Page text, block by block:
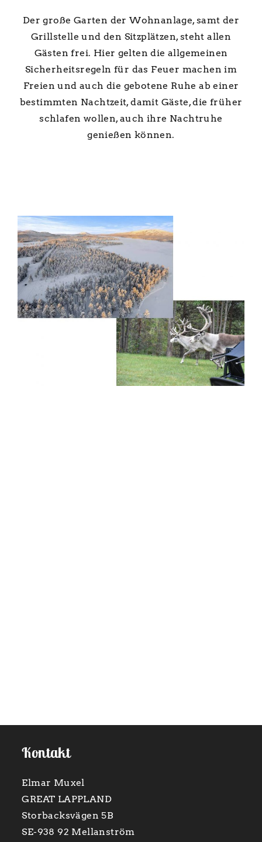
Der große Garten der Wohnanlage, samt der
Grillstelle und den Sitzplätzen, steht allen
Gästen frei. Hier gelten die allgemeinen
Sicherheitsregeln für das Feuer machen im
Freien und auch die gebotene Ruhe ab einer
bestimmten Nachtzeit, damit Gäste, die früher
schlafen wollen, auch ihre Nachtruhe
genießen können.
Kontakt
Elmar Muxel
GREAT LAPPLAND
Storbacksvägen 5B
SE-938 92 Mellanström